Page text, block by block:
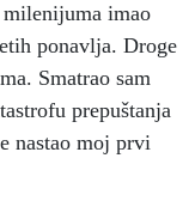
imao
ponavlja. Droge
Smatrao sam
prepuštanja
nastao moj prvi